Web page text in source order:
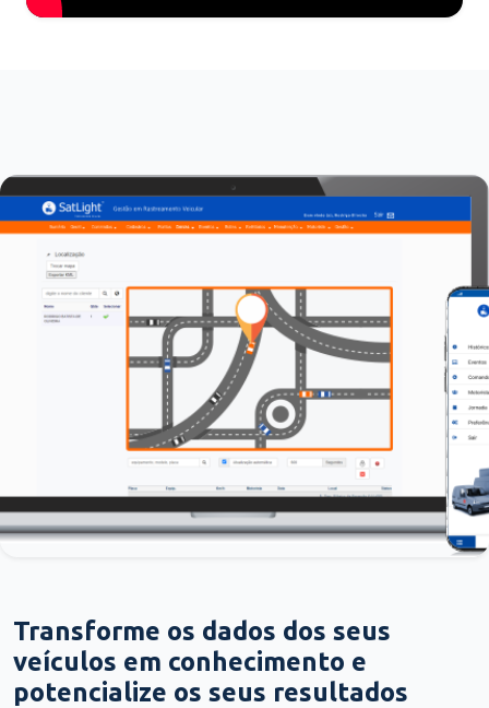
Transforme os dados dos seus
veículos em conhecimento e
potencialize os seus resultados